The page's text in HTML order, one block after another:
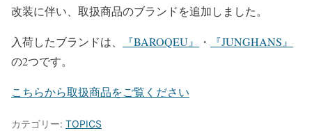
改装に伴い、取扱商品のブランドを追加しました。
入荷したブランドは、 『BAROQEU』 ・
『JUNGHANS』
の2つです。
こちらから取扱商品をご覧ください
カテゴリー: TOPICS